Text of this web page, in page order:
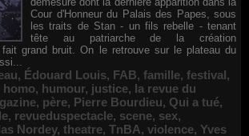
Cour d'Honneur du Palais des Papes, sous
les traits de Stan - un fils rebelle - tenant
tête au patriarche de la création
grand bruit. On le retrouve sur le plateau du
, Édouard Louis, FAB, famille, festival,
homo, humour, justice, la revue du
, père, Pierre Bourdieu, Qui a tué,
, revueduspectacle, scene, sex,
Nordey, theatre, TnBA, violence, Yves